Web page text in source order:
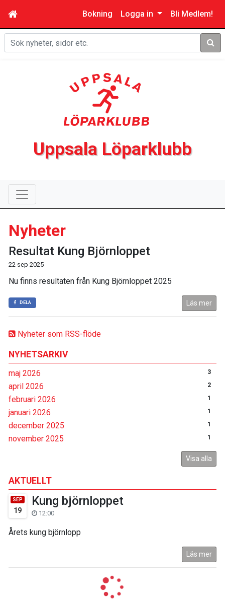
Bokning Logga in Bli Medlem!
Sök
Uppsala Löparklubb
Nyheter som RSS-flöde
NYHETSARKIV
maj 2026 3
april 2026 2
februari 2026 1
januari 2026 1
december 2025 1
november 2025 1
Visa alla
AKTUELLT
SEP
19
Kung björnloppet
12:00
Årets kung björnlopp
Läs mer
Nyheter
Resultat Kung Björnloppet
22 sep 2025
Nu finns resultaten från Kung Björnloppet 2025
DELA Läs mer